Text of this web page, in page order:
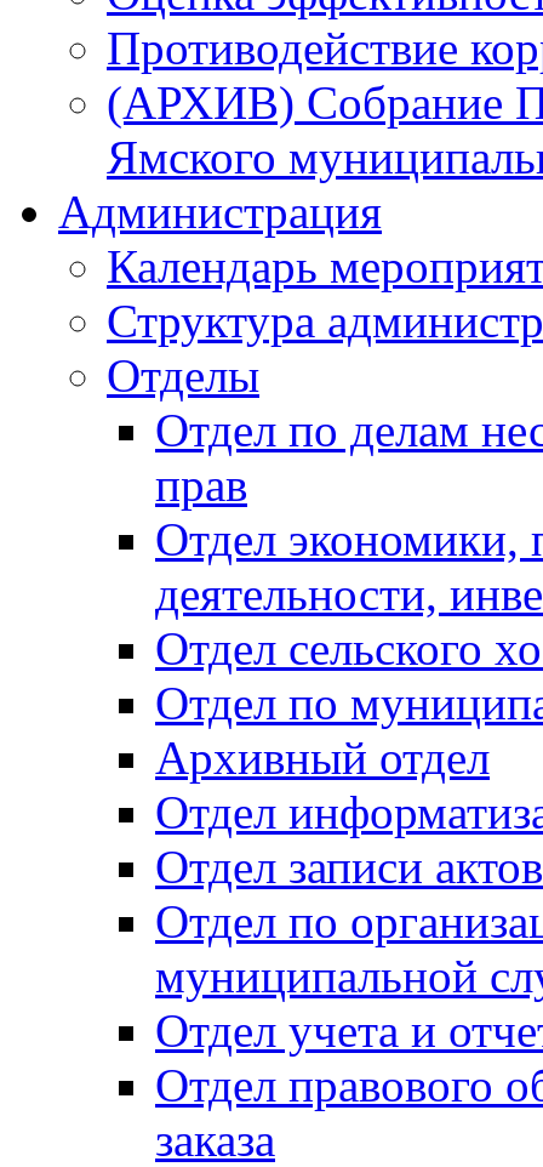
Противодействие
(АРХИВ) Собрание
Ямского
Администрация
Календарь
Структура
Отделы
Отдел по делам
прав
Отдел экономики,
деятельности,
Отдел сельского
Отдел по
Архивный отдел
Отдел
Отдел записи
Отдел по
муниципальной
Отдел учета и
Отдел правового
заказа